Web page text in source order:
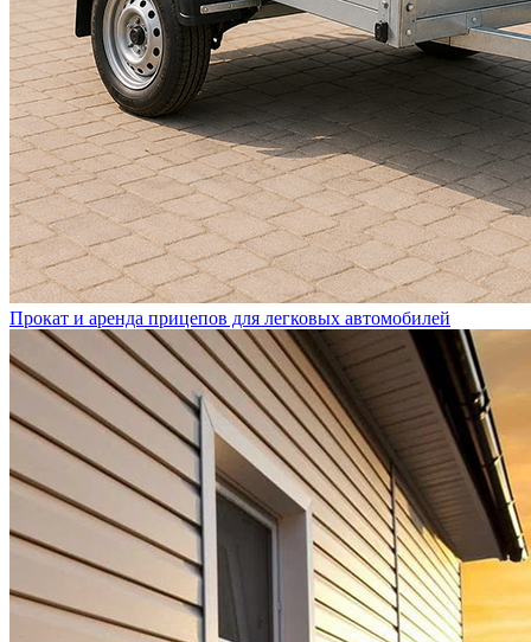
Прокат и аренда прицепов для легковых автомобилей